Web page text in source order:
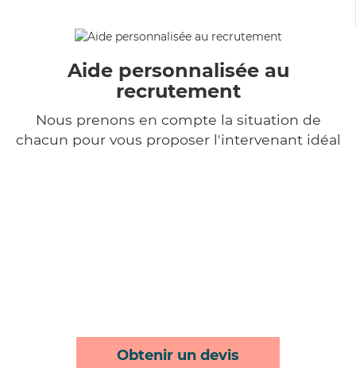
Aide personnalisée au
recrutement
Nous prenons en compte la situation de
chacun pour vous proposer l'intervenant idéal
Obtenir un devis